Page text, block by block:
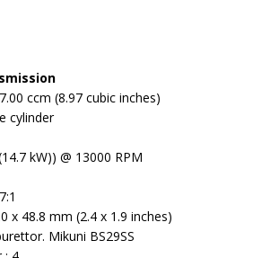
ccm (8.97 cubic inches)
cylinder
kW)) @ 13000 RPM
x 48.8 mm (2.4 x 1.9 inches)
Mikuni BS29SS